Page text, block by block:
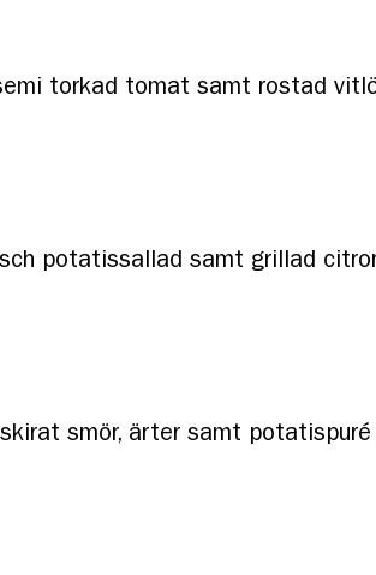
torkad tomat samt rostad
potatissallad samt grillad
smör, ärter samt potatispuré